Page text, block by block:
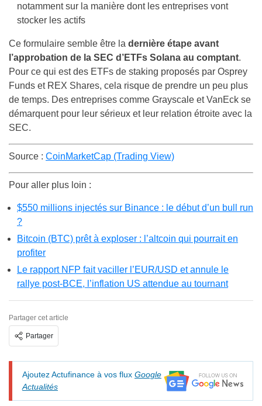
notamment sur la manière dont les entreprises vont
stocker les actifs
Ce formulaire semble être la dernière étape avant
l’approbation de la SEC d’ETFs Solana au comptant.
Pour ce qui est des ETFs de staking proposés par Osprey
Funds et REX Shares, cela risque de prendre un peu plus
de temps. Des entreprises comme Grayscale et VanEck se
démarquent pour leur sérieux et leur relation étroite avec la
SEC.
Source : CoinMarketCap (Trading View)
Pour aller plus loin :
$550 millions injectés sur Binance : le début d’un bull run
?
Bitcoin (BTC) prêt à exploser : l’altcoin qui pourrait en
profiter
Le rapport NFP fait vaciller l’EUR/USD et annule le
rallye post-BCE, l’inflation US attendue au tournant
Partager cet article
Partager
Ajoutez Actufinance à vos flux Google
Actualités